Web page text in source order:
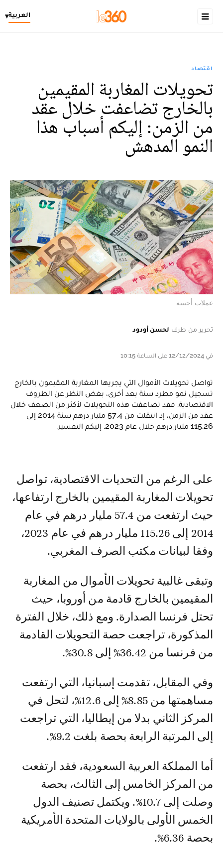
العربية▾
اقتصاد
تحويلات المغاربة المقيمين
بالخارج تضاعفت خلال عقد
من الزمن: إليكم أسباب هذا
النمو المدهش
عملات أجنبية
تحرير من طرف لحسن أودود
في 12/12/2024 على الساعة 10:15
تواصل تحويلات الأموال التي يجريها المغاربة المقيمون بالخارج
تسجيل نمو مطرد سنة بعد أخرى، بغض النظر عن الظروف
الاقتصادية. فقد تضاعفت هذه التحويلات لأكثر من الضعف خلال
عقد من الزمن، إذ انتقلت من 57.4 مليار درهم سنة 2014 إلى
115.26 مليار درهم خلال عام 2023. إليكم التفسير.
على الرغم من التحديات الاقتصادية، تواصل
تحويلات المغاربة المقيمين بالخارج ارتفاعها،
حيث ارتفعت من 57.4 مليار درهم في عام
2014 إلى 115.26 مليار درهم في عام 2023،
وفقا لبيانات مكتب الصرف المغربي.
وتبقى غالبية تحويلات الأموال من المغاربة
المقيمين بالخارج قادمة من أوروبا، حيث
تحتل فرنسا الصدارة. ومع ذلك، خلال الفترة
المذكورة، تراجعت حصة التحويلات القادمة
من فرنسا من 36.42% إلى 30.8%.
وفي المقابل، تقدمت إسبانيا، التي ارتفعت
مساهمتها من 8.85% إلى 12.6%، لتحل في
المركز الثاني بدلا من إيطاليا، التي تراجعت
إلى المرتبة الرابعة بحصة بلغت 9.2%.
أما المملكة العربية السعودية، فقد ارتفعت
من المركز الخامس إلى الثالث، بحصة
وصلت إلى 10.7%. ويكتمل تصنيف الدول
الخمس الأولى بالولايات المتحدة الأمريكية
بحصة 6.36%.